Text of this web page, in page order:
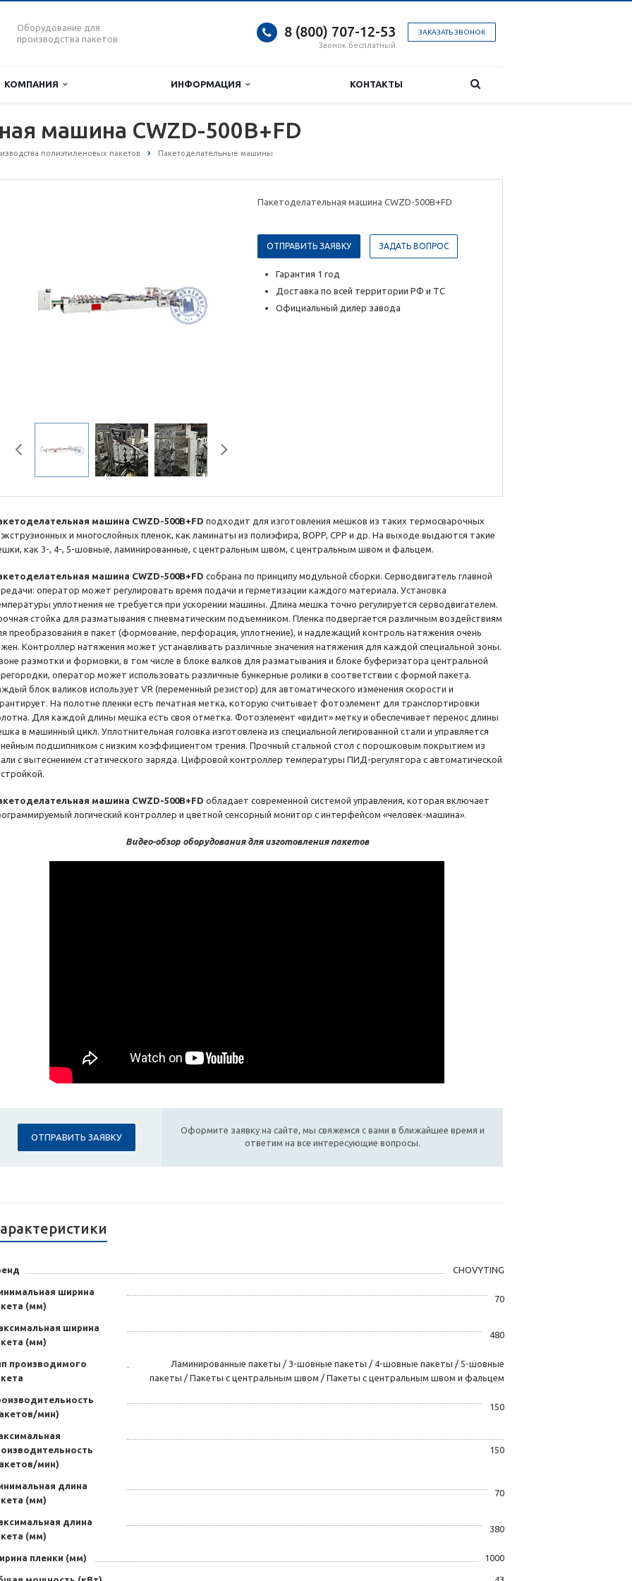
Оборудование для
производства пакетов
ЗАКАЗАТЬ ЗВОНОК
8 (800) 707-12-53
Звонок бесплатный
КОМПАНИЯ ИНФОРМАЦИЯ КОНТАКТЫ
машина CWZD-500B+FD
полиэтиленовых пакетов Пакетоделательные машины
Previous Next
Пакетоделательная машина CWZD-500B+FD
ОТПРАВИТЬ ЗАЯВКУ ЗАДАТЬ ВОПРОС
Гарантия 1 год
Доставка по всей территории РФ и ТС
Официальный дилер завода
машина CWZD-500B+FD подходит для изготовления мешков из таких термосварочных
и многослойных пленок, как ламинаты из полиэфира, BOPP, CPP и др. На выходе выдаются такие
как 3-, 4-, 5-шовные, ламинированные, с центральным швом, с центральным швом и фальцем.
машина CWZD-500B+FD собрана по принципу модульной сборки. Серводвигатель главной
оператор может регулировать время подачи и герметизации каждого материала. Установка
уплотнения не требуется при ускорении машины. Длина мешка точно регулируется серводвигателем.
стойка для разматывания с пневматическим подъемником. Пленка подвергается различным воздействиям
преобразования в пакет (формование, перфорация, уплотнение), и надлежащий контроль натяжения очень
Контроллер натяжения может устанавливать различные значения натяжения для каждой специальной зоны.
размотки и формовки, в том числе в блоке валков для разматывания и блоке буферизатора центральной
оператор может использовать различные бункерные ролики в соответствии с формой пакета.
блок валиков использует VR (переменный резистор) для автоматического изменения скорости и
На полотне пленки есть печатная метка, которую считывает фотоэлемент для транспортировки
Для каждой длины мешка есть своя отметка. Фотоэлемент «видит» метку и обеспечивает перенос длины
в машинный цикл. Уплотнительная головка изготовлена из специальной легированной стали и управляется
подшипником с низким коэффициентом трения. Прочный стальной стол с порошковым покрытием из
с вытеснением статического заряда. Цифровой контроллер температуры ПИД-регулятора с автоматической
машина CWZD-500B+FD обладает современной системой управления, которая включает
логический контроллер и цветной сенсорный монитор с интерфейсом «человек-машина».
Видео-обзор оборудования для изготовления пакетов
ОТПРАВИТЬ ЗАЯВКУ
Оформите заявку на сайте, мы свяжемся с вами в ближайшее время и
ответим на все интересующие вопросы.
CHOVYTING
ширина
(мм)
70
ширина
(мм)
480
производимого
Ламинированные пакеты / 3-шовные пакеты / 4-шовные пакеты / 5-шовные
пакеты / Пакеты с центральным швом / Пакеты с центральным швом и фальцем
мин)
150
мин)
150
длина
(мм)
70
длина
(мм)
380
пленки (мм) 1000